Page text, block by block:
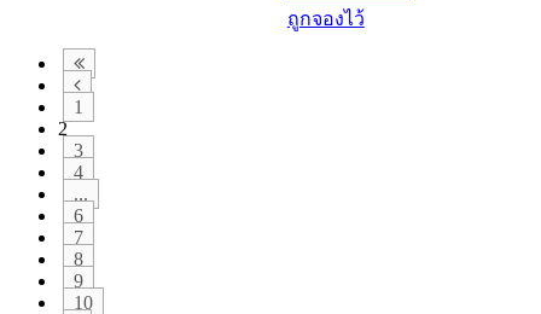
ถูกจองไว้
1
2
3
4
...
6
7
8
9
10